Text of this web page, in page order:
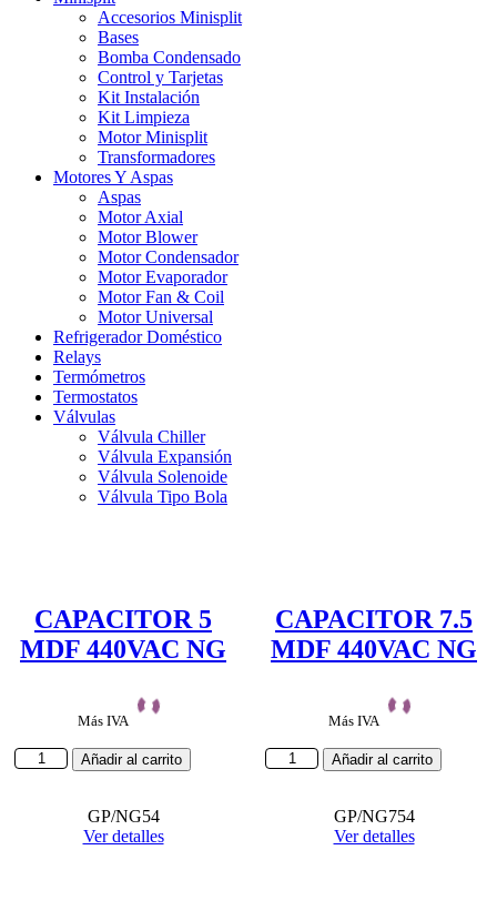
Accesorios Minisplit
Bases
Bomba Condensado
Control y Tarjetas
Kit Instalación
Kit Limpieza
Motor Minisplit
Transformadores
Motores Y Aspas
Aspas
Motor Axial
Motor Blower
Motor Condensador
Motor Evaporador
Motor Fan & Coil
Motor Universal
Refrigerador Doméstico
Relays
Termómetros
Termostatos
Válvulas
Válvula Chiller
Válvula Expansión
Válvula Solenoide
Válvula Tipo Bola
CAPACITOR 5
MDF 440VAC NG
Más IVA
CAPACITORAñadir al carrito
GP/NG54
Ver detalles
CAPACITOR 7.5
MDF 440VAC NG
Más IVA
CAPACITORAñadir al carrito
GP/NG754
Ver detalles